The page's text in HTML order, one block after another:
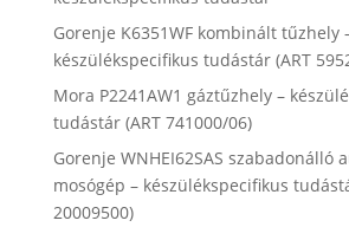
Gorenje K6351WF kombinált tűzhely
készülékspecifikus tudástár (ART
Mora P2241AW1 gáztűzhely –
tudástár (ART 741000/06)
Gorenje WNHEI62SAS szabadonálló
mosógép – készülékspecifikus
20009500)